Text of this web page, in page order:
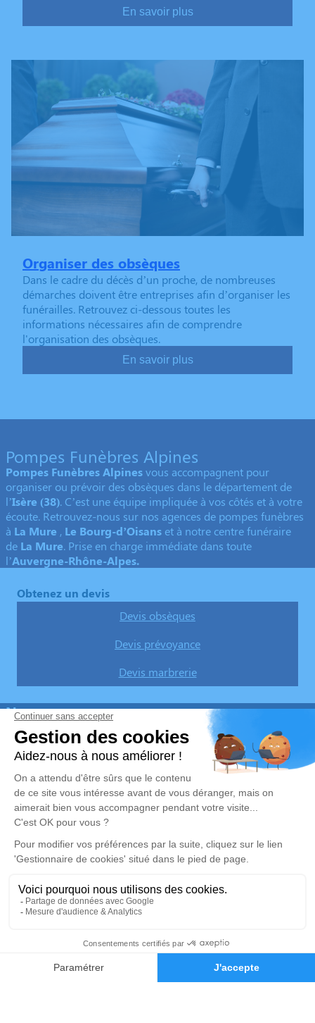
Demande de devis
En savoir plus
Organiser des obsèques
Dans le cadre du décès d’un proche, de nombreuses
démarches doivent être entreprises afin d’organiser les
funérailles. Retrouvez ci-dessous toutes les
informations nécessaires afin de comprendre
l'organisation des obsèques.
En savoir plus
Pompes Funèbres Alpines
Pompes Funèbres Alpinesvous accompagnent pour
organiser ou prévoir des obsèques dans le département de
l’Isère (38). C’est une équipe impliquée à vos côtés et à votre
écoute. Retrouvez-nous sur nos agences de pompes funèbres
à La Mure , Le Bourg-d’Oisans et à notre centre funéraire
de La Mure. Prise en charge immédiate dans toute
l’Auvergne-Rhône-Alpes.
Obtenez un devis
Devis obsèques
Devis prévoyance
Devis marbrerie
Nos agences
Pompes Funèbres Alpines
04 65 66 87 73
4 Rue du Breuil - 38350 - La Mure
4.7/5 - 105 avis
Pompes Funèbres Alpines
04 22 67 88 75
contact@pompesfunebresalpines.fr
167 Rue des Cristalliers - 38520 - Le Bourg-d'Oisans
4.9/5 - 74 avis
Nos Services
Demande de rendez-vous en